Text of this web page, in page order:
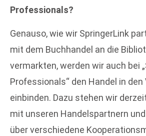
Professionals?
Genauso, wie wir SpringerLink
mit dem Buchhandel an die
vermarkten, werden wir auch bei
Professionals“ den Handel in den
einbinden. Dazu stehen wir
mit unseren Handelspartnern
über verschiedene